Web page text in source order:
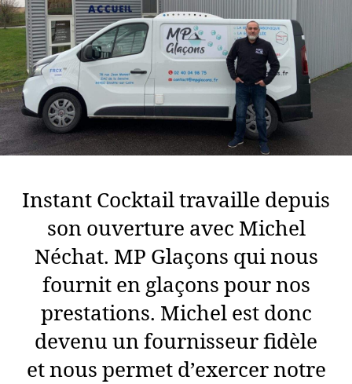
Instant Cocktail travaille depuis
son ouverture avec Michel
Néchat. MP Glaçons qui nous
fournit en glaçons pour nos
prestations. Michel est donc
devenu un fournisseur fidèle
et nous permet d’exercer notre